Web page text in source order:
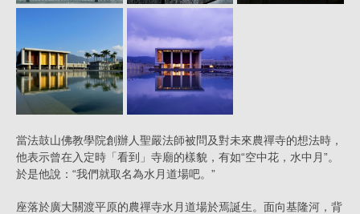
當法鼓山佛教學院創辦人聖嚴法師被問及對未來農禪寺的想法時，
他表示曾在入定時「看到」寺廟的樣貌，有如“空中花，水中月”。
於是他說：“我們就取名為水月道場吧。”
座落於廣大關渡平原的農禪寺水月道場於焉誕生。面向基隆河，背